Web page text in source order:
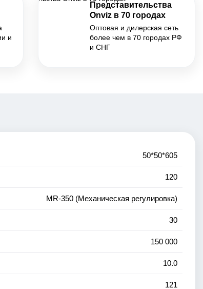
и
Представительства
Onviz в 70 городах
Оптовая и дилерская сеть
более чем в 70 городах РФ
и СНГ
50*50*605
120
MR-350 (Механическая регулировка)
30
150 000
10.0
121